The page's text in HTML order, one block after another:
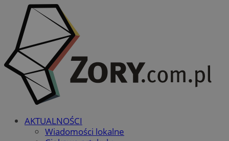
AKTUALNOŚCI
Wiadomości lokalne